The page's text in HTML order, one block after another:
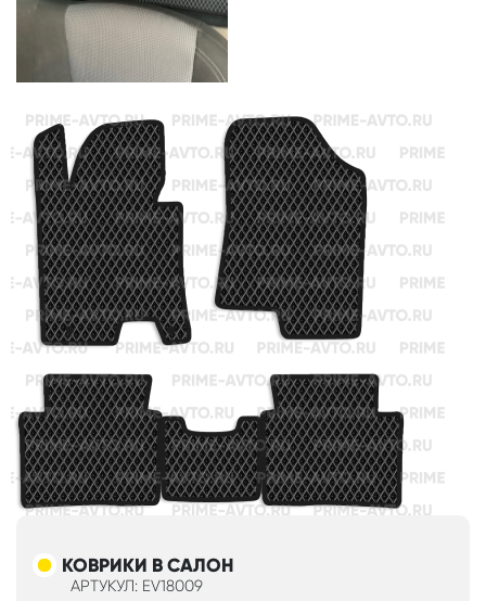
КОВРИКИ В САЛОН
АРТУКУЛ: EV18009